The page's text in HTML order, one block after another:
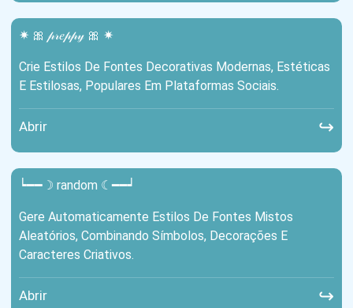
✷ 🎀 𝓅𝓇𝑒𝓅𝓅𝓎 🎀 ✷
Crie Estilos De Fontes Decorativas Modernas, Estéticas
E Estilosas, Populares Em Plataformas Sociais.
Abrir ↪
┕━━☽ random ☾━━┙
Gere Automaticamente Estilos De Fontes Mistos
Aleatórios, Combinando Símbolos, Decorações E
Caracteres Criativos.
Abrir ↪